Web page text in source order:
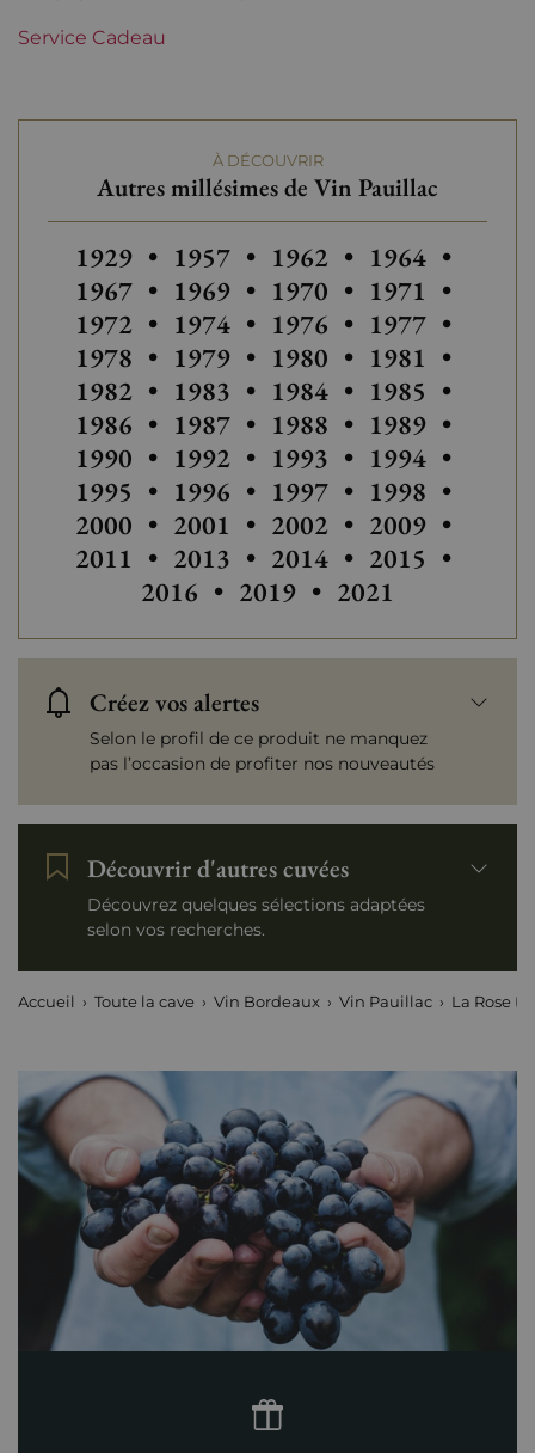
Service Cadeau
À DÉCOUVRIR
Autres millésimes de Vin Pauillac
Autres millésimes de Vin Pauillac
1929 • Autres millésimes de Vin Pauillac
1957 • Autres millésimes de
1962 • Autres
1964 •
1967 • Autres millésimes de Vin Pauillac
1969 • Autres millésimes de
1970 • 1971 •
1972 • Autres millésimes de Vin Pauillac
1974 • Autres millésimes de
1976 • Autres
1977 •
1978 • 1979 • Autres millésimes de
1980 • 1981 •
1982 • 1983 • 1984 • 1985 •
1986 • 1987 • 1988 • 1989 •
1990 • 1992 • 1993 • 1994 •
1995 • 1996 • Autres millésimes de
1997 • 1998 •
2000 • 2001 • 2002 • 2009 •
2011 • 2013 • 2014 • 2015 •
2016 • 2019 • 2021
Créez vos alertes
Selon le profil de ce produit ne manquez
pas l’occasion de profiter nos nouveautés
Découvrir d'autres cuvées
Découvrez quelques sélections adaptées
selon vos recherches.
Accueil Toute la cave Vin Bordeaux Vin Pauillac La Rose